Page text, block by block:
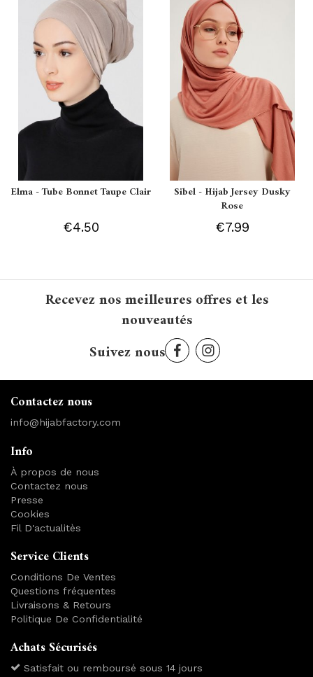
Elma - Tube Bonnet Taupe Clair
€4.50
Sibel - Hijab Jersey Dusky
Rose
€7.99
Recevez nos meilleures offres et les
nouveautés
Suivez nous
Contactez nous
info@hijabfactory.com
Info
À propos de nous
Contactez nous
Presse
Cookies
Fil D'actualitès
Service Clients
Conditions De Ventes
Questions fréquentes
Livraisons & Retours
Politique De Confidentialité
Achats Sécurisés
Satisfait ou remboursé sous 14 jours